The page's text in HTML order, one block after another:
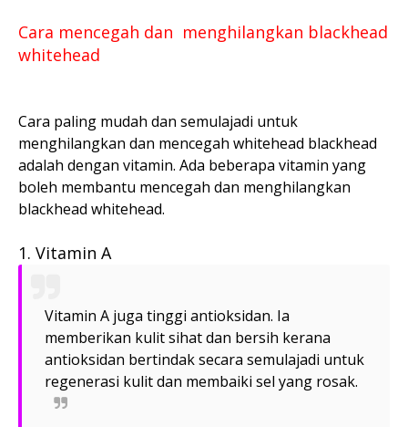
Cara mencegah dan menghilangkan blackhead
whitehead
Cara paling mudah dan semulajadi untuk
menghilangkan dan mencegah whitehead blackhead
adalah dengan vitamin. Ada beberapa vitamin yang
boleh membantu mencegah dan menghilangkan
blackhead whitehead.
1. Vitamin A
Vitamin A juga tinggi antioksidan. Ia
memberikan kulit sihat dan bersih kerana
antioksidan bertindak secara semulajadi untuk
regenerasi kulit dan membaiki sel yang rosak.